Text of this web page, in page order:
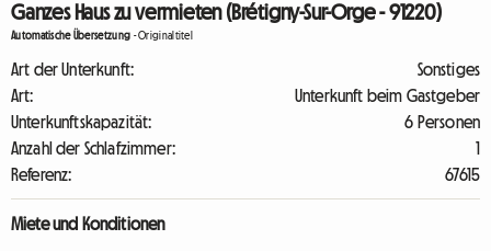
Ganzes Haus zu vermieten (Brétigny-Sur-Orge - 91220)
Automatische Übersetzung -Originaltitel
Art der Unterkunft:
Sonstiges
Art:
Unterkunft beim Gastgeber
Unterkunftskapazität:
6 Personen
Anzahl der Schlafzimmer:
1
Referenz:
67615
Miete und Konditionen